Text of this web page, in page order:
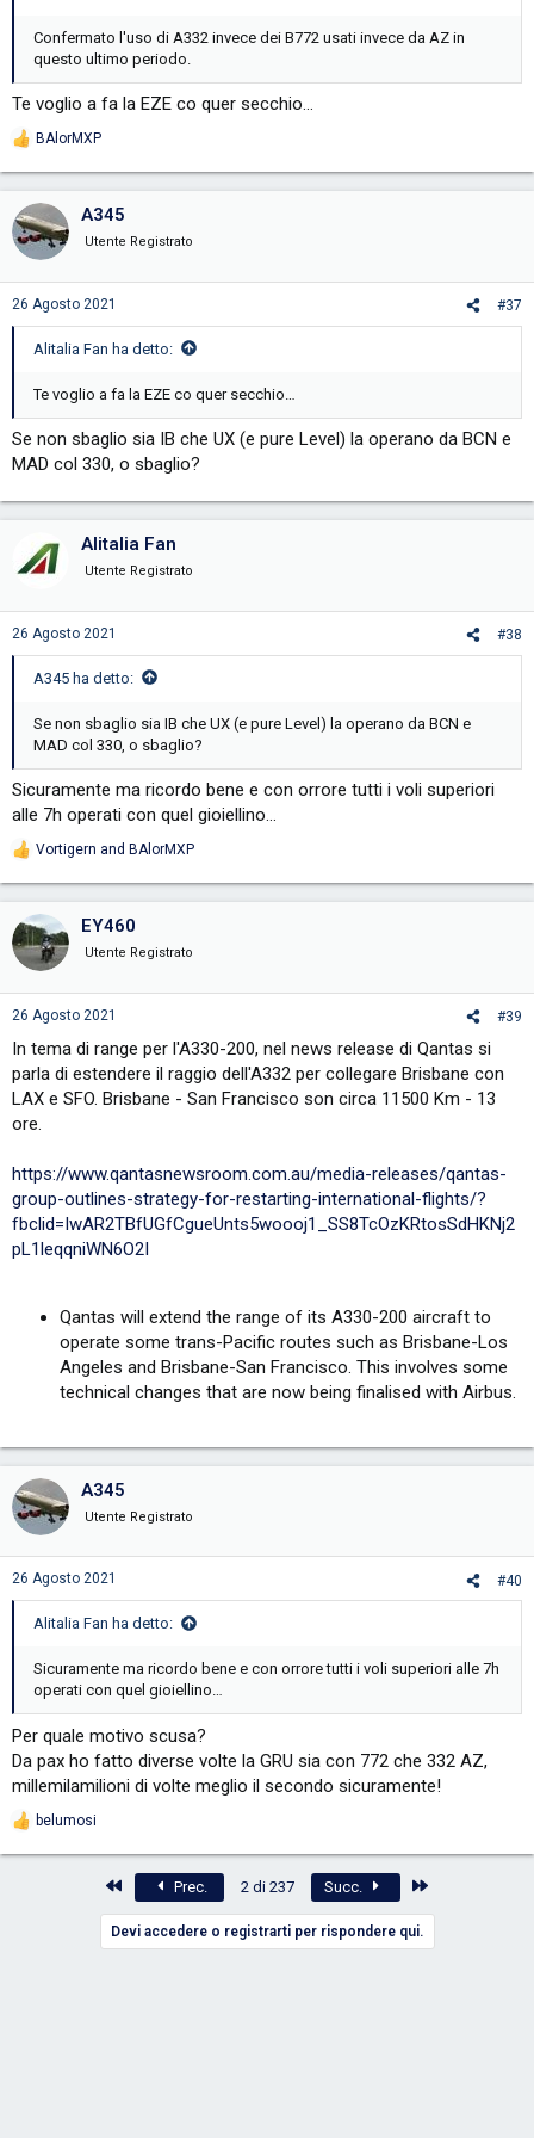
Confermato l'uso di A332 invece dei B772 usati invece da AZ in
questo ultimo periodo.
Te voglio a fa la EZE co quer secchio…
R
t
i
n
s
BAlorMXP
A345
Utente Registrato
26 Agosto 2021 #37
Alitalia Fan ha detto:
Te voglio a fa la EZE co quer secchio…
Se non sbaglio sia IB che UX (e pure Level) la operano da BCN e
MAD col 330, o sbaglio?
Alitalia Fan
Utente Registrato
26 Agosto 2021 #38
A345 ha detto:
Se non sbaglio sia IB che UX (e pure Level) la operano da BCN e
MAD col 330, o sbaglio?
Sicuramente ma ricordo bene e con orrore tutti i voli superiori
alle 7h operati con quel gioiellino…
R
t
i
n
s
Vortigern and BAlorMXP
EY460
Utente Registrato
26 Agosto 2021 #39
In tema di range per l'A330-200, nel news release di Qantas si
parla di estendere il raggio dell'A332 per collegare Brisbane con
LAX e SFO. Brisbane - San Francisco son circa 11500 Km - 13
ore.
https://www.qantasnewsroom.com.au/media-releases/qantas-
group-outlines-strategy-for-restarting-international-flights/?
fbclid=IwAR2TBfUGfCgueUnts5woooj1_SS8TcOzKRtosSdHKNj2
pL1leqqniWN6O2I
Qantas will extend the range of its A330-200 aircraft to
operate some trans-Pacific routes such as Brisbane-Los
Angeles and Brisbane-San Francisco. This involves some
technical changes that are now being finalised with Airbus.
A345
Utente Registrato
26 Agosto 2021 #40
Alitalia Fan ha detto:
Sicuramente ma ricordo bene e con orrore tutti i voli superiori alle 7h
operati con quel gioiellino…
Per quale motivo scusa?
Da pax ho fatto diverse volte la GRU sia con 772 che 332 AZ,
millemilamilioni di volte meglio il secondo sicuramente!
R
belumosi
Primo Prec. 2 di 237 Succ.
Devi accedere o registrarti per rispondere qui.